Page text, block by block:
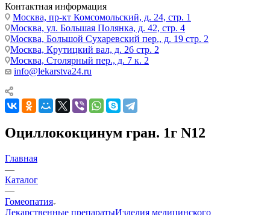
Контактная информация
Москва, пр-кт Комсомольский, д. 24, стр. 1
Москва, ул. Большая Полянка, д. 42, стр. 4
Москва, Большой Сухаревский пер., д. 19 стр. 2
Москва, Крутицкий вал, д. 26 стр. 2
Москва, Столярный пер., д. 7 к. 2
info@lekarstva24.ru
Оциллококцинум гран. 1г N12
Главная
—
Каталог
—
Гомеопатия
Лекарственные препаратыИзделия медицинского